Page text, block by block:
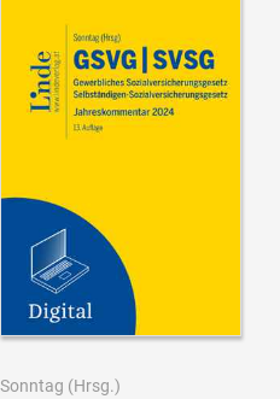
Sonntag (Hrsg.)